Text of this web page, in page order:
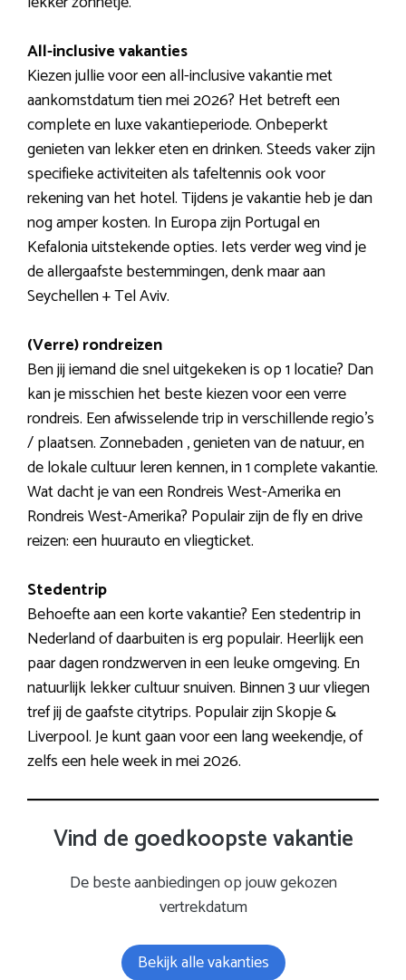
All-inclusive vakanties
Kiezen jullie voor een all-inclusive vakantie met
aankomstdatum tien mei 2026? Het betreft een
complete en luxe vakantieperiode. Onbeperkt
genieten van lekker eten en drinken. Steeds vaker zijn
specifieke activiteiten als tafeltennis ook voor
rekening van het hotel. Tijdens je vakantie heb je dan
nog amper kosten. In Europa zijn Portugal en
Kefalonia uitstekende opties. Iets verder weg vind je
de allergaafste bestemmingen, denk maar aan
Seychellen + Tel Aviv.
(Verre) rondreizen
Ben jij iemand die snel uitgekeken is op 1 locatie? Dan
kan je misschien het beste kiezen voor een verre
rondreis. Een afwisselende trip in verschillende regio’s
/ plaatsen. Zonnebaden , genieten van de natuur, en
de lokale cultuur leren kennen, in 1 complete vakantie.
Wat dacht je van een Rondreis West-Amerika en
Rondreis West-Amerika? Populair zijn de fly en drive
reizen: een huurauto en vliegticket.
Stedentrip
Behoefte aan een korte vakantie? Een stedentrip in
Nederland of daarbuiten is erg populair. Heerlijk een
paar dagen rondzwerven in een leuke omgeving. En
natuurlijk lekker cultuur snuiven. Binnen 3 uur vliegen
tref jij de gaafste citytrips. Populair zijn Skopje &
Liverpool. Je kunt gaan voor een lang weekendje, of
zelfs een hele week in mei 2026.
Vind de goedkoopste vakantie
De beste aanbiedingen op jouw gekozen
vertrekdatum
Bekijk alle vakanties